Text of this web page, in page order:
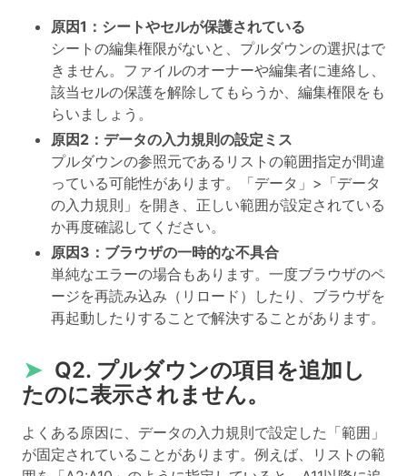
原因1：シートやセルが保護されている
シートの編集権限がないと、プルダウンの選択はで
きません。ファイルのオーナーや編集者に連絡し、
該当セルの保護を解除してもらうか、編集権限をも
らいましょう。
原因2：データの入力規則の設定ミス
プルダウンの参照元であるリストの範囲指定が間違
っている可能性があります。「データ」>「データ
の入力規則」を開き、正しい範囲が設定されている
か再度確認してください。
原因3：ブラウザの一時的な不具合
単純なエラーの場合もあります。一度ブラウザのペ
ージを再読み込み（リロード）したり、ブラウザを
再起動したりすることで解決することがあります。
➤ Q2. プルダウンの項目を追加し
たのに表示されません。
よくある原因に、データの入力規則で設定した「範囲」
が固定されていることがあります。例えば、リストの範